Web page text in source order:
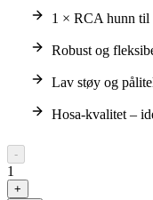
1 × RCA hunn til
Robust og
Lav støy og
Hosa-kvalitet –
-
1
+